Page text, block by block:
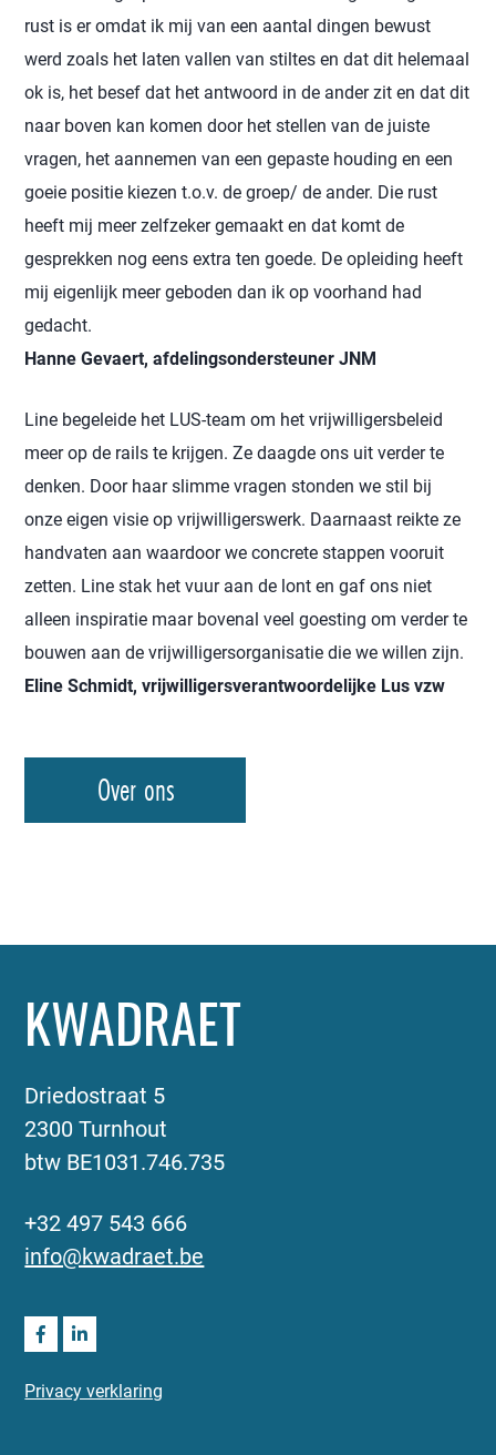
rust is er omdat ik mij van een aantal dingen bewust
werd zoals het laten vallen van stiltes en dat dit helemaal
ok is, het besef dat het antwoord in de ander zit en dat dit
naar boven kan komen door het stellen van de juiste
vragen, het aannemen van een gepaste houding en een
goeie positie kiezen t.o.v. de groep/ de ander. Die rust
heeft mij meer zelfzeker gemaakt en dat komt de
gesprekken nog eens extra ten goede. De opleiding heeft
mij eigenlijk meer geboden dan ik op voorhand had
gedacht.
Hanne Gevaert, afdelingsondersteuner JNM
Line begeleide het LUS-team om het vrijwilligersbeleid
meer op de rails te krijgen. Ze daagde ons uit verder te
denken. Door haar slimme vragen stonden we stil bij
onze eigen visie op vrijwilligerswerk. Daarnaast reikte ze
handvaten aan waardoor we concrete stappen vooruit
zetten. Line stak het vuur aan de lont en gaf ons niet
alleen inspiratie maar bovenal veel goesting om verder te
bouwen aan de vrijwilligersorganisatie die we willen zijn.
Eline Schmidt, vrijwilligersverantwoordelijke Lus vzw
Over ons
KWADRAET
Driedostraat 5
2300 Turnhout
btw BE1031.746.735
+32 497 543 666
info@kwadraet.be
Privacy verklaring